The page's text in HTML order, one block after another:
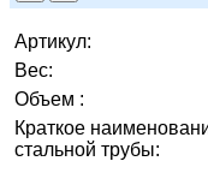
Артикул:
Вес:
Объем :
Краткое
стальной трубы: